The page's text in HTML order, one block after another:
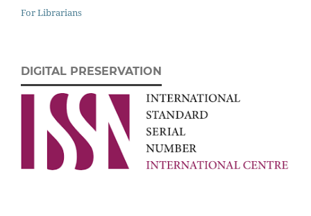
For Librarians
DIGITAL PRESERVATION